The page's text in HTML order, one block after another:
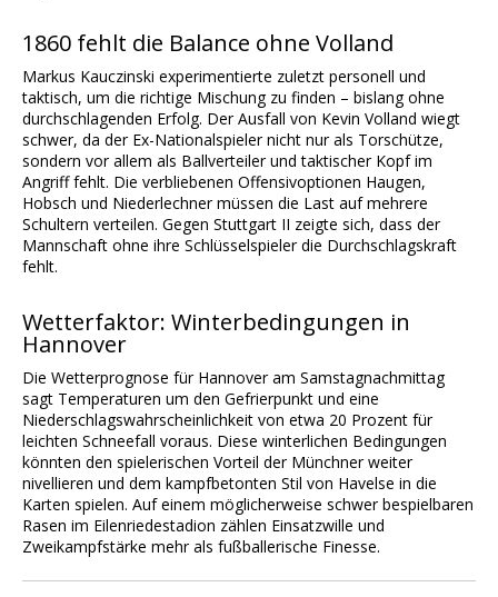
1860 fehlt die Balance ohne Volland
Markus Kauczinski experimentierte zuletzt personell und
taktisch, um die richtige Mischung zu finden – bislang ohne
durchschlagenden Erfolg. Der Ausfall von Kevin Volland wiegt
schwer, da der Ex-Nationalspieler nicht nur als Torschütze,
sondern vor allem als Ballverteiler und taktischer Kopf im
Angriff fehlt. Die verbliebenen Offensivoptionen Haugen,
Hobsch und Niederlechner müssen die Last auf mehrere
Schultern verteilen. Gegen Stuttgart II zeigte sich, dass der
Mannschaft ohne ihre Schlüsselspieler die Durchschlagskraft
fehlt.
Wetterfaktor: Winterbedingungen in
Hannover
Die Wetterprognose für Hannover am Samstagnachmittag
sagt Temperaturen um den Gefrierpunkt und eine
Niederschlagswahrscheinlichkeit von etwa 20 Prozent für
leichten Schneefall voraus. Diese winterlichen Bedingungen
könnten den spielerischen Vorteil der Münchner weiter
nivellieren und dem kampfbetonten Stil von Havelse in die
Karten spielen. Auf einem möglicherweise schwer bespielbaren
Rasen im Eilenriedestadion zählen Einsatzwille und
Zweikampfstärke mehr als fußballerische Finesse.